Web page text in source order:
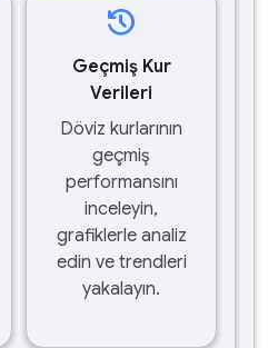
history
Geçmiş Kur
Verileri
Döviz kurlarının
geçmiş
performansını
inceleyin,
grafiklerle analiz
edin ve trendleri
yakalayın.